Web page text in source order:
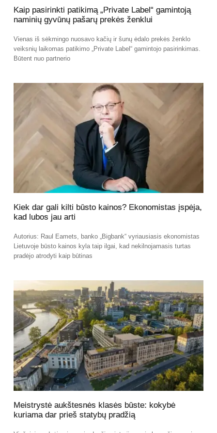
Kaip pasirinkti patikimą „Private Label“ gamintoją
naminių gyvūnų pašarų prekės ženklui
Vienas iš sėkmingo nuosavo kačių ir šunų ėdalo prekės ženklo
veiksnių laikomas patikimo „Private Label“ gamintojo pasirinkimas.
Būtent nuo partnerio
Kiek dar gali kilti būsto kainos? Ekonomistas įspėja,
kad lubos jau arti
Autorius: Raul Eamets, banko „Bigbank“ vyriausiasis ekonomistas
Lietuvoje būsto kainos kyla taip ilgai, kad nekilnojamasis turtas
pradėjo atrodyti kaip būtinas
Meistrystė aukštesnės klasės būste: kokybė
kuriama dar prieš statybų pradžią